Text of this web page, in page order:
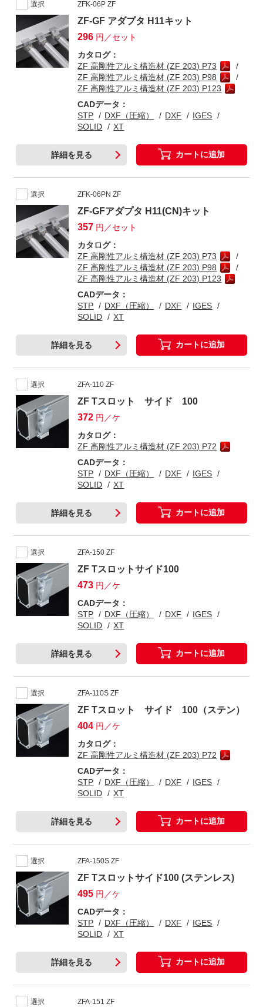
選択 ZFK-06P ZF
ZF-GF アダプタ H11キット
296 円／セット
カタログ：
ZF 高剛性アルミ構造材 (ZF 203) P73
ZF 高剛性アルミ構造材 (ZF 203) P98
ZF 高剛性アルミ構造材 (ZF 203) P123
CADデータ：
STP
DXF（圧縮） DXF
IGES
SOLID
XT
詳細を見る カートに追加
選択 ZFK-06PN ZF
ZF-GFアダプタ H11(CN)キット
357 円／セット
カタログ：
ZF 高剛性アルミ構造材 (ZF 203) P73
ZF 高剛性アルミ構造材 (ZF 203) P98
ZF 高剛性アルミ構造材 (ZF 203) P123
CADデータ：
STP
DXF（圧縮） DXF
IGES
SOLID
XT
詳細を見る カートに追加
選択 ZFA-110 ZF
ZF Tスロット サイド 100
372 円／ケ
カタログ：
ZF 高剛性アルミ構造材 (ZF 203) P72
CADデータ：
STP
DXF（圧縮） DXF
IGES
SOLID
XT
詳細を見る カートに追加
選択 ZFA-150 ZF
ZF Tスロットサイド100
473 円／ケ
CADデータ：
STP
DXF（圧縮） DXF
IGES
SOLID
XT
詳細を見る カートに追加
選択 ZFA-110S ZF
ZF Tスロット サイド 100（ステン）
404 円／ケ
カタログ：
ZF 高剛性アルミ構造材 (ZF 203) P72
CADデータ：
STP
DXF（圧縮） DXF
IGES
SOLID
XT
詳細を見る カートに追加
選択 ZFA-150S ZF
ZF Tスロットサイド100 (ステンレス)
495 円／ケ
CADデータ：
STP
DXF（圧縮） DXF
IGES
SOLID
XT
詳細を見る カートに追加
選択 ZFA-151 ZF